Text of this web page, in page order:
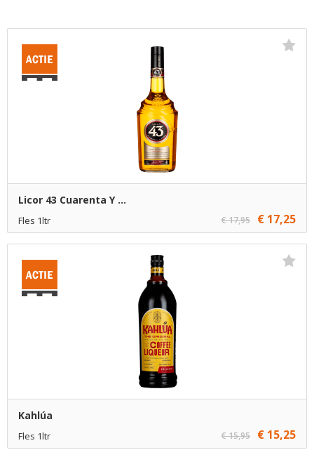
Licor 43 Cuarenta Y ...
Fles 1ltr € 17,95 € 17,25
€ 16,25
Kahlúa
Fles 1ltr € 15,95 € 15,25